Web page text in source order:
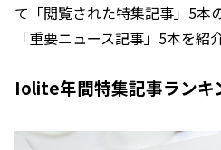
て「閲覧された特集記事」5本
「重要ニュース記事」5本を紹
Iolite年間特集記事ランキ